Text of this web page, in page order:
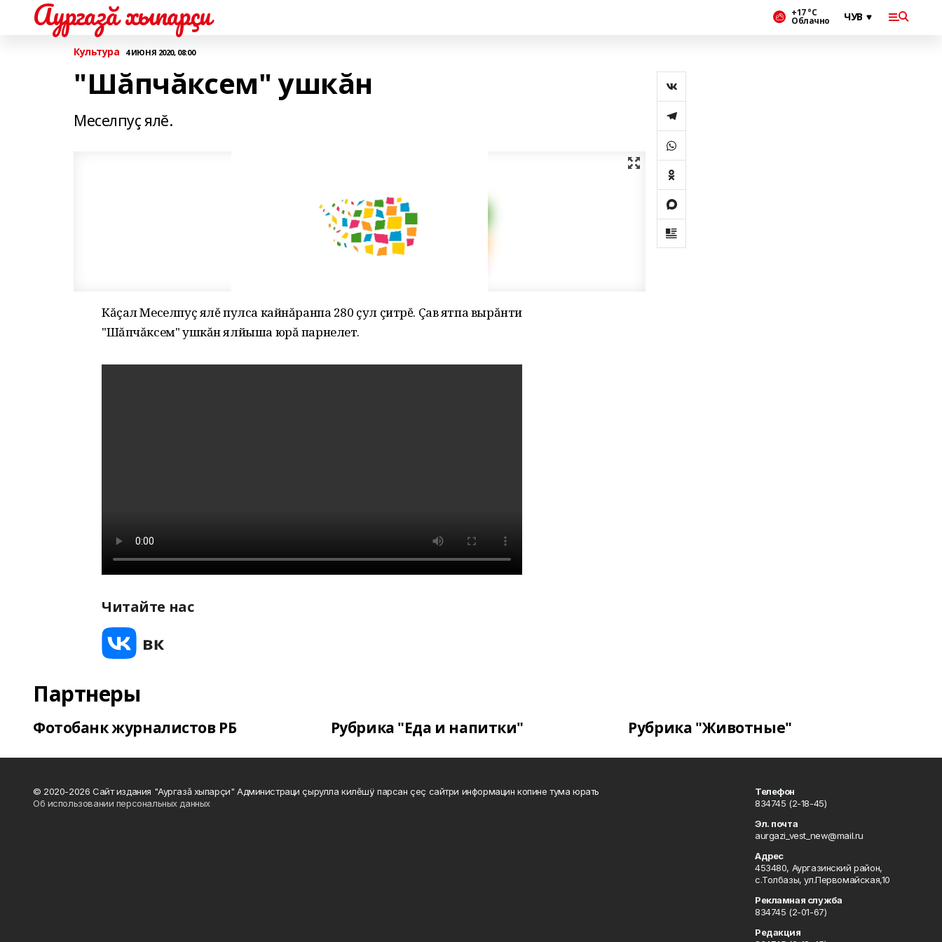
Аургазă хыпарçи +17 °С
Облачно
Культура 4 ИЮНЯ 2020, 08:00
"Шăпчăксем" ушкăн
Меселпуç ялĕ.
Кăçал Меселпуç ялĕ пулса кайнăранпа 280 çул çитрĕ. Çав ятпа вырăнти
"Шăпчăксем" ушкăн ялйыша юрă парнелет.
Читайте нас
Партнеры
Фотобанк журналистов РБ Рубрика "Еда и напитки" Рубрика "Животные"
© 2020-2026 Сайт издания "Аургазă хыпарçи" Администраци çырулла килĕшÿ парсан çеç сайтри информацин копине тума юрать
Об использовании персональных данных
Телефон
834745 (2-18-45)
Эл. почта
aurgazi_vest_new@mail.ru
Адрес
453480, Аургазинский район,
с.Толбазы, ул.Первомайская,10
Рекламная служба
834745 (2-01-67)
Редакция